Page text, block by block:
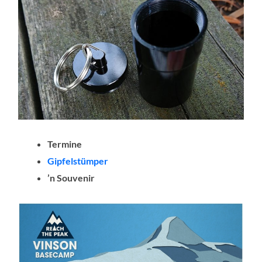
Termine
Gipfelstümper
’n Souvenir